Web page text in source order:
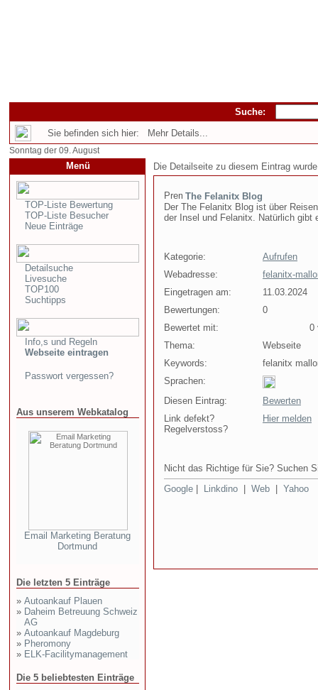
Suche:
Sie befinden sich hier: Mehr Details...
Sonntag der 09. August
Menü
TOP-Liste Bewertung
TOP-Liste Besucher
Neue Einträge
Detailsuche
Livesuche
TOP100
Suchtipps
Info,s und Regeln
Webseite eintragen
Passwort vergessen?
Aus unserem Webkatalog
Email Marketing Beratung
Dortmund
Die letzten 5 Einträge
» Autoankauf Plauen
» Daheim Betreuung Schweiz
AG
» Autoankauf Magdeburg
» Pheromony
» ELK-Facilitymanagement
Die 5 beliebtesten Einträge
Die Detailseite zu diesem Eintrag
The Felanitx Blog
Der The Felanitx Blog ist über
der Insel und Felanitx. Natürlich gibt
Kategorie:
Aufrufen
Webadresse:
felanitx-
Eingetragen am:
11.03.2024
Bewertungen:
0
Bewertet mit:
0
Thema:
Webseite
Keywords:
felanitx
Sprachen:
Diesen Eintrag:
Bewerten
Link defekt?
Regelverstoss?
Hier melden
Nicht das Richtige für Sie? Suchen
Google
Linkdino Web Yahoo